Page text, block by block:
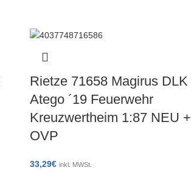
Rietze 71658 Magirus DLK
Atego ´19 Feuerwehr
Kreuzwertheim 1:87 NEU +
OVP
33,29€ inkl. MWSt.